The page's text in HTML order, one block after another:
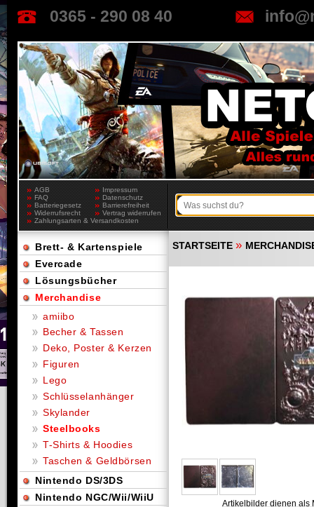
0365 - 290 08 40
AGB
Impressum
FAQ
Datenschutz
Batteriegesetz
Barrierefreiheit
Widerrufsrecht
Vertrag widerrufen
Zahlungsarten & Versandkosten
STARTSEITE »
Artikelbilder dienen als
Brett- & Kartenspiele
Evercade
Lösungsbücher
Merchandise
amiibo
Becher & Tassen
Deko, Poster & Kerzen
Figuren
Lego
Schlüsselanhänger
Skylander
Steelbooks
T-Shirts & Hoodies
Taschen & Geldbörsen
Nintendo DS/3DS
Nintendo NGC/Wii/WiiU